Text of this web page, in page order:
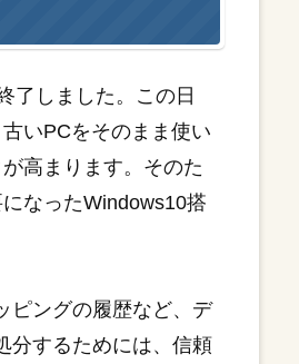
了しました。この日
いPCをそのまま使い
高まります。そのた
なったWindows10搭
ピングの履歴など、デ
分するためには、信頼